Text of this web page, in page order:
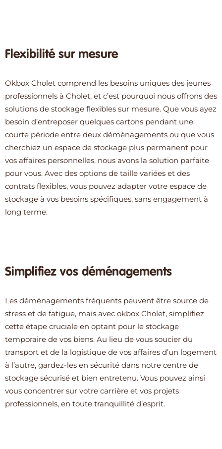
Flexibilité sur mesure
Okbox Cholet comprend les besoins uniques des jeunes
professionnels à Cholet, et c’est pourquoi nous offrons des
solutions de stockage flexibles sur mesure. Que vous ayez
besoin d’entreposer quelques cartons pendant une
courte période entre deux déménagements ou que vous
cherchiez un espace de stockage plus permanent pour
vos affaires personnelles, nous avons la solution parfaite
pour vous. Avec des options de taille variées et des
contrats flexibles, vous pouvez adapter votre espace de
stockage à vos besoins spécifiques, sans engagement à
long terme.
Simplifiez vos déménagements
Les déménagements fréquents peuvent être source de
stress et de fatigue, mais avec okbox Cholet, simplifiez
cette étape cruciale en optant pour le stockage
temporaire de vos biens. Au lieu de vous soucier du
transport et de la logistique de vos affaires d’un logement
à l’autre, gardez-les en sécurité dans notre centre de
stockage sécurisé et bien entretenu. Vous pouvez ainsi
vous concentrer sur votre carrière et vos projets
professionnels, en toute tranquillité d’esprit.